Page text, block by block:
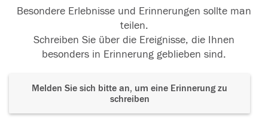
Besondere Erlebnisse und Erinnerungen sollte man
teilen.
Schreiben Sie über die Ereignisse, die Ihnen
besonders in Erinnerung geblieben sind.
Melden Sie sich bitte an, um eine Erinnerung zu
schreiben